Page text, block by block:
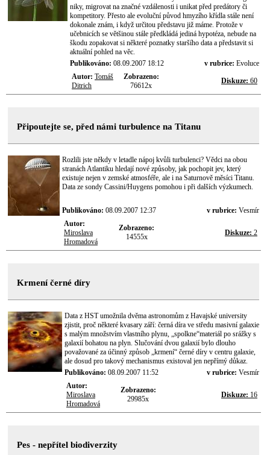
niky, migrovat na značné vzdálenosti i unikat před predátory či
kompetitory. Přesto ale evoluční původ hmyzího křídla stále není
dokonale znám, i když určitou představu již máme. Protože v
učebnicích se většinou stále předkládá jediná hypotéza, nebude na
škodu zopakovat si některé poznatky staršího data a představit si
aktuální pohled na věc.
Publikováno: 08.09.2007 18:12 v rubrice: Evoluce
Autor: Tomáš
Ditrich
Zobrazeno:
76612x
Diskuze: 60
Připoutejte se, před námi turbulence na Titanu
Rozlili jste někdy v letadle nápoj kvůli turbulenci? Vědci na obou
stranách Atlantiku hledají nové způsoby, jak pochopit jev, který
existuje nejen v zemské atmosféře, ale i na Saturnově měsíci Titanu.
Data ze sondy Cassini/Huygens pomohou i při dalších výzkumech.
Publikováno: 08.09.2007 12:37 v rubrice: Vesmír
Autor:
Miroslava
Hromadová
Zobrazeno:
14555x
Diskuze: 2
Krmení černé díry
Data z HST umožnila dvěma astronomům z Havajské university
zjistit, proč některé kvasary září: černá díra ve středu masivní galaxie
s malým množstvím vlastního plynu, „spolkne“materiál po srážky s
galaxií bohatou na plyn. Slučování dvou galaxií bylo dlouho
považované za účinný způsob „krmení“ černé díry v centru galaxie,
ale dosud pro takový mechanismus existoval jen nepřímý důkaz.
Publikováno: 08.09.2007 11:52 v rubrice: Vesmír
Autor:
Miroslava
Hromadová
Zobrazeno:
29985x
Diskuze: 16
Pes - nepřítel biodiverzity